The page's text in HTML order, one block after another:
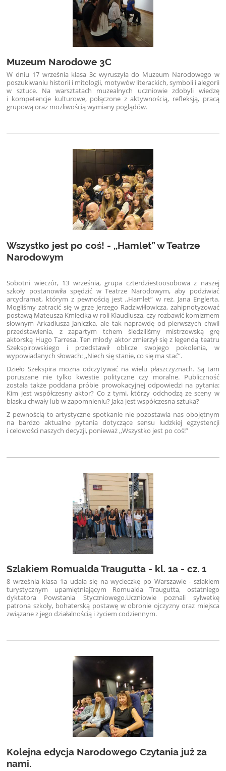
Muzeum Narodowe 3C
W dniu 17 września klasa 3c wyruszyła do Muzeum Narodowego w
poszukiwaniu historii i mitologii, motywów literackich, symboli i alegorii
w sztuce. Na warsztatach muzealnych uczniowie zdobyli wiedzę
i kompetencje kulturowe, połączone z aktywnością, refleksją, pracą
grupową oraz możliwością wymiany poglądów.
Wszystko jest po coś! - ,,Hamlet” w Teatrze
Narodowym
Sobotni wieczór, 13 września, grupa czterdziestoosobowa z naszej
szkoły postanowiła spędzić w Teatrze Narodowym, aby podziwiać
arcydramat, którym z pewnością jest ,,Hamlet” w reż. Jana Englerta.
Mogliśmy zatracić się w grze Jerzego Radziwiłłowicza, zahipnotyzować
postawą Mateusza Kmiecika w roli Klaudiusza, czy rozbawić komizmem
słownym Arkadiusza Janiczka, ale tak naprawdę od pierwszych chwil
przedstawienia, z zapartym tchem śledziliśmy mistrzowską grę
aktorską Hugo Tarresa. Ten młody aktor zmierzył się z legendą teatru
Szekspirowskiego i przedstawił oblicze swojego pokolenia, w
wypowiadanych słowach: ,,Niech się stanie, co się ma stać”.
Dzieło Szekspira można odczytywać na wielu płaszczyznach. Są tam
poruszane nie tylko kwestie polityczne czy moralne. Publiczność
została także poddana próbie prowokacyjnej odpowiedzi na pytania:
Kim jest współczesny aktor? Co z tymi, którzy odchodzą ze sceny w
blasku chwały lub w zapomnieniu? Jaka jest współczesna sztuka?
Z pewnością to artystyczne spotkanie nie pozostawia nas obojętnym
na bardzo aktualne pytania dotyczące sensu ludzkiej egzystencji
i celowości naszych decyzji, ponieważ ,,Wszystko jest po coś!”
Szlakiem Romualda Traugutta - kl. 1a - cz. 1
8 września klasa 1a udała się na wycieczkę po Warszawie - szlakiem
turystycznym upamiętniającym Romualda Traugutta, ostatniego
dyktatora Powstania Styczniowego.Uczniowie poznali sylwetkę
patrona szkoły, bohaterską postawę w obronie ojczyzny oraz miejsca
związane z jego działalnością i życiem codziennym.
Kolejna edycja Narodowego Czytania już za
nami.